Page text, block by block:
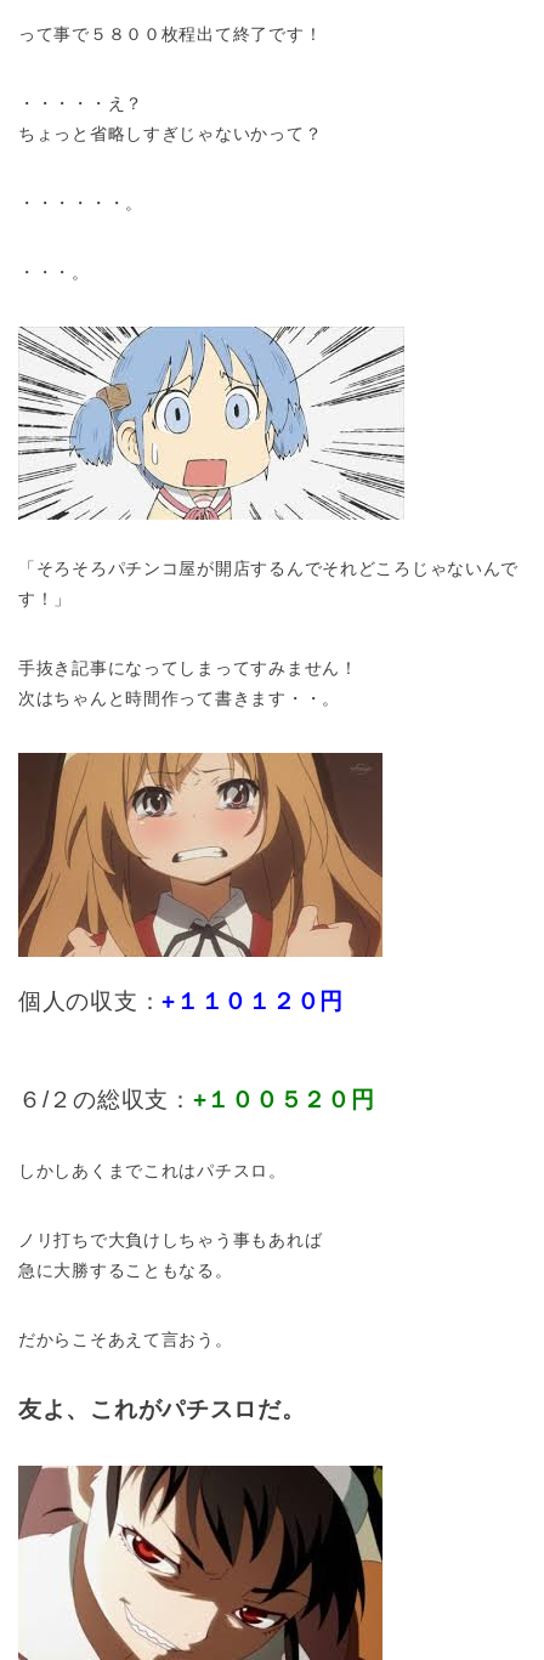
って事で５８００枚程出て終了です！
・・・・・え？
ちょっと省略しすぎじゃないかって？
・・・・・・。
・・・。
「そろそろパチンコ屋が開店するんでそれどころじゃないんで
す！」
手抜き記事になってしまってすみません！
次はちゃんと時間作って書きます・・。
個人の収支：+１１０１２０円
６/２の総収支： +１００５２０円
しかしあくまでこれはパチスロ。
ノリ打ちで大負けしちゃう事もあれば
急に大勝することもなる。
だからこそあえて言おう。
友よ、これがパチスロだ。